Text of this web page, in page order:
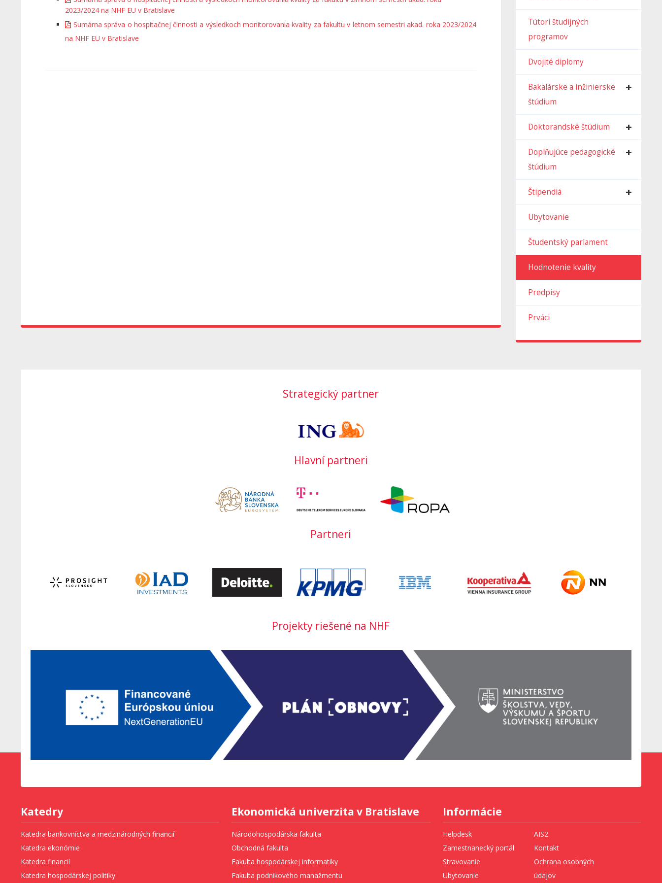
2023/2024 na NHF EU v Bratislave
Sumárna správa o hospitačnej činnosti a výsledkoch monitorovania kvality za fakultu v letnom semestri akad. roka 2023/2024
na NHF EU v Bratislave
Tútori študijných
programov
Dvojité diplomy
Bakalárske a inžinierske
štúdium
Doktorandské štúdium
Doplňujúce pedagogické
štúdium
Štipendiá
Ubytovanie
Študentský parlament
Hodnotenie kvality
Predpisy
Prváci
Strategický partner
Hlavní partneri
Partneri
Projekty riešené na NHF
Katedry
Katedra bankovníctva a medzinárodných financií
Katedra ekonómie
Katedra financií
Katedra hospodárskej politiky
Ekonomická univerzita v Bratislave
Národohospodárska fakulta
Obchodná fakulta
Fakulta hospodárskej informatiky
Fakulta podnikového manažmentu
Informácie
Helpdesk
Zamestnanecký portál
Stravovanie
Ubytovanie
AIS2
Kontakt
Ochrana osobných
údajov